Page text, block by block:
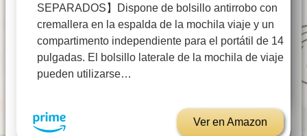
SEPARADOS】Dispone de bolsillo antirrobo con
cremallera en la espalda de la mochila viaje y un
compartimento independiente para el portátil de 14
pulgadas. El bolsillo laterale de la mochila de viaje
pueden utilizarse…
Ver en Amazon